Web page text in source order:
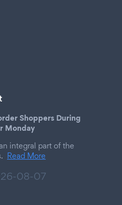
Shoppers During
Monday
integral part of the
Read More
08-07